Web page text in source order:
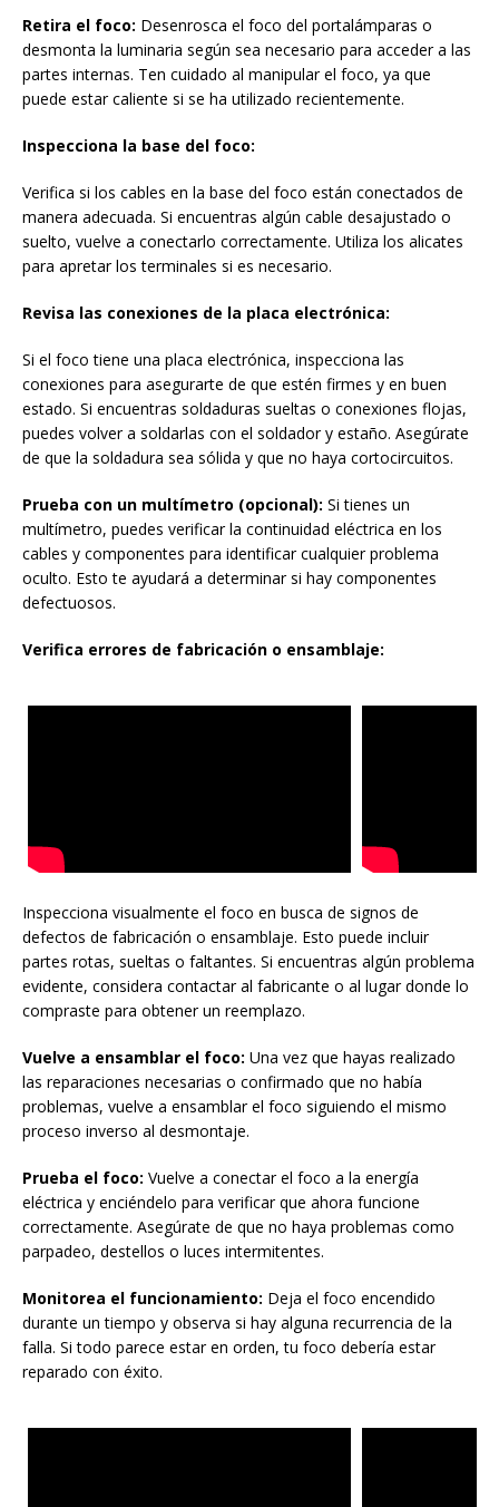
Retira el foco: Desenrosca el foco del portalámparas o
desmonta la luminaria según sea necesario para acceder a las
partes internas. Ten cuidado al manipular el foco, ya que
puede estar caliente si se ha utilizado recientemente.
Inspecciona la base del foco:
Verifica si los cables en la base del foco están conectados de
manera adecuada. Si encuentras algún cable desajustado o
suelto, vuelve a conectarlo correctamente. Utiliza los alicates
para apretar los terminales si es necesario.
Revisa las conexiones de la placa electrónica:
Si el foco tiene una placa electrónica, inspecciona las
conexiones para asegurarte de que estén firmes y en buen
estado. Si encuentras soldaduras sueltas o conexiones flojas,
puedes volver a soldarlas con el soldador y estaño. Asegúrate
de que la soldadura sea sólida y que no haya cortocircuitos.
Prueba con un multímetro (opcional): Si tienes un
multímetro, puedes verificar la continuidad eléctrica en los
cables y componentes para identificar cualquier problema
oculto. Esto te ayudará a determinar si hay componentes
defectuosos.
Verifica errores de fabricación o ensamblaje:
Inspecciona visualmente el foco en busca de signos de
defectos de fabricación o ensamblaje. Esto puede incluir
partes rotas, sueltas o faltantes. Si encuentras algún problema
evidente, considera contactar al fabricante o al lugar donde lo
compraste para obtener un reemplazo.
Vuelve a ensamblar el foco: Una vez que hayas realizado
las reparaciones necesarias o confirmado que no había
problemas, vuelve a ensamblar el foco siguiendo el mismo
proceso inverso al desmontaje.
Prueba el foco: Vuelve a conectar el foco a la energía
eléctrica y enciéndelo para verificar que ahora funcione
correctamente. Asegúrate de que no haya problemas como
parpadeo, destellos o luces intermitentes.
Monitorea el funcionamiento: Deja el foco encendido
durante un tiempo y observa si hay alguna recurrencia de la
falla. Si todo parece estar en orden, tu foco debería estar
reparado con éxito.